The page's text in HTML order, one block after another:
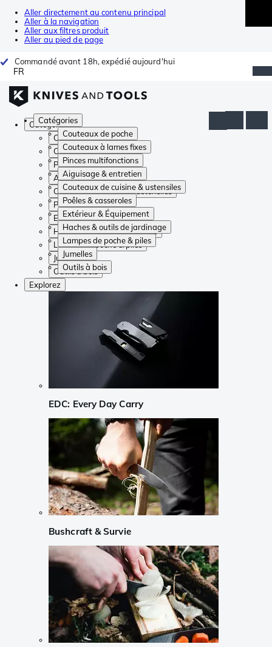
Aller directement au contenu principal
Aller à la navigation
Aller aux filtres produit
Aller au pied de page
Commandé avant 18h, expédié aujourd'hui
FR
Catégories
Couteaux de poche
Couteaux à lames fixes
Pinces multifonctions
Aiguisage & entretien
Couteaux de cuisine & ustensiles
Poêles & casseroles
Extérieur & Équipement
Haches & outils de jardinage
Lampes de poche & piles
Jumelles
Outils à bois
Catégories
Couteaux de poche
Couteaux à lames fixes
Pinces multifonctions
Aiguisage & entretien
Couteaux de cuisine & ustensiles
Poêles & casseroles
Extérieur & Équipement
Haches & outils de jardinage
Lampes de poche & piles
Jumelles
Outils à bois
Explorez
EDC: Every Day Carry
Bushcraft & Survie